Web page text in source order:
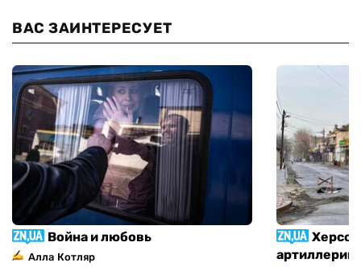
ВАС ЗАИНТЕРЕСУЕТ
Война и любовь
Алла Котляр